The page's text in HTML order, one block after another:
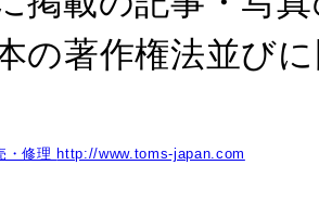
の著作権法並び
・修理 http://www.toms-japan.com